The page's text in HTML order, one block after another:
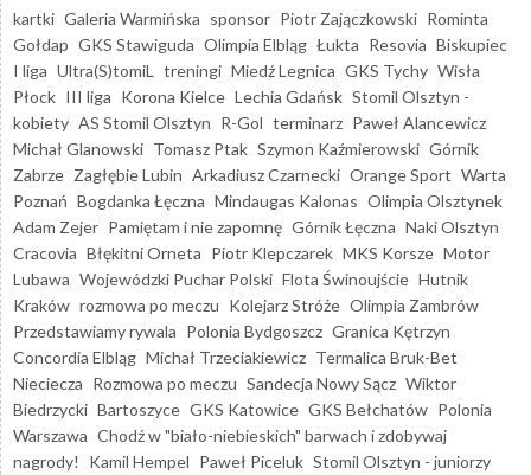
kartki Galeria Warmińska sponsor Piotr Zajączkowski Rominta
Gołdap GKS Stawiguda Olimpia Elbląg Łukta Resovia Biskupiec
I liga Ultra(S)tomiL treningi Miedź Legnica GKS Tychy Wisła
Płock III liga Korona Kielce Lechia Gdańsk Stomil Olsztyn -
kobiety AS Stomil Olsztyn R-Gol terminarz Paweł Alancewicz
Michał Glanowski Tomasz Ptak Szymon Kaźmierowski Górnik
Zabrze Zagłębie Lubin Arkadiusz Czarnecki Orange Sport Warta
Poznań Bogdanka Łęczna Mindaugas Kalonas Olimpia Olsztynek
Adam Zejer Pamiętam i nie zapomnę Górnik Łęczna Naki Olsztyn
Cracovia Błękitni Orneta Piotr Klepczarek MKS Korsze Motor
Lubawa Wojewódzki Puchar Polski Flota Świnoujście Hutnik
Kraków rozmowa po meczu Kolejarz Stróże Olimpia Zambrów
Przedstawiamy rywala Polonia Bydgoszcz Granica Kętrzyn
Concordia Elbląg Michał Trzeciakiewicz Termalica Bruk-Bet
Nieciecza Rozmowa po meczu Sandecja Nowy Sącz Wiktor
Biedrzycki Bartoszyce GKS Katowice GKS Bełchatów Polonia
Warszawa Chodź w "biało-niebieskich" barwach i zdobywaj
nagrody!
Kamil Hempel Paweł Piceluk Stomil Olsztyn - juniorzy